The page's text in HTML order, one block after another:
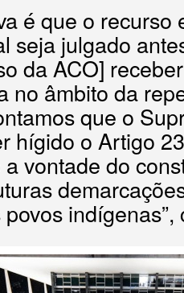
é que o
seja julgado
da ACO]
no âmbito da
que o
hígido o Artigo
vontade do
indígenas”,